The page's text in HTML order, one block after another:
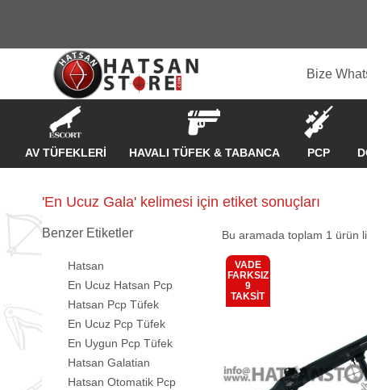
Bize
AV TÜFEKLERİ HAVALI TÜFEK & TABANCA PCP
'En Ucuz Gala' kelimesi için etiket sonuçları
Benzer Etiketler
Hatsan
En Ucuz Hatsan Pcp
Hatsan Pcp Tüfek
En Ucuz Pcp Tüfek
En Uygun Pcp Tüfek
Hatsan Galatian
Hatsan Otomatik Pcp
Bu aramada toplam 1 ürün
VADE
FARKSIZ
9
TAKSİT
Kargo
Bedava